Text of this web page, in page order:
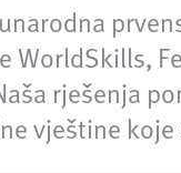
rješenja
vještine